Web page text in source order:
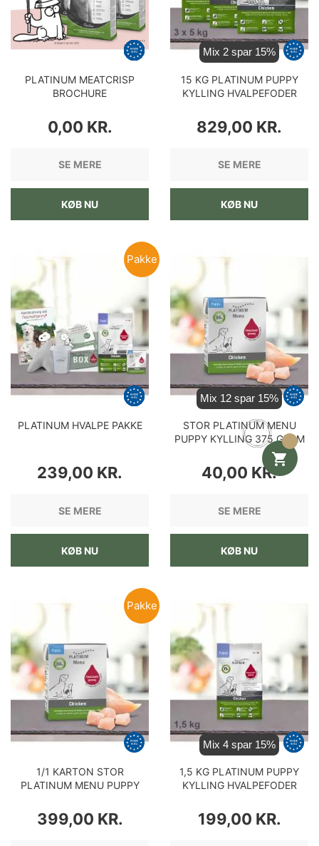
PLATINUM MEATCRISP
BROCHURE
PRIS
0,00 KR.
SE MERE
KØB NU
Mix 2 spar 15%
15 KG PLATINUM PUPPY
KYLLING HVALPEFODER
PRIS
829,00 KR.
SE MERE
KØB NU
Pakke
PLATINUM HVALPE PAKKE
PRIS
239,00 KR.
SE MERE
KØB NU
Mix 12 spar 15%
STOR PLATINUM MENU
PUPPY KYLLING 375 GRAM
PRIS
40,00 KR.
SE MERE
KØB NU
Pakke
1/1 KARTON STOR
PLATINUM MENU PUPPY
PRIS
399,00 KR.
Mix 4 spar 15%
1,5 KG PLATINUM PUPPY
KYLLING HVALPEFODER
PRIS
199,00 KR.
